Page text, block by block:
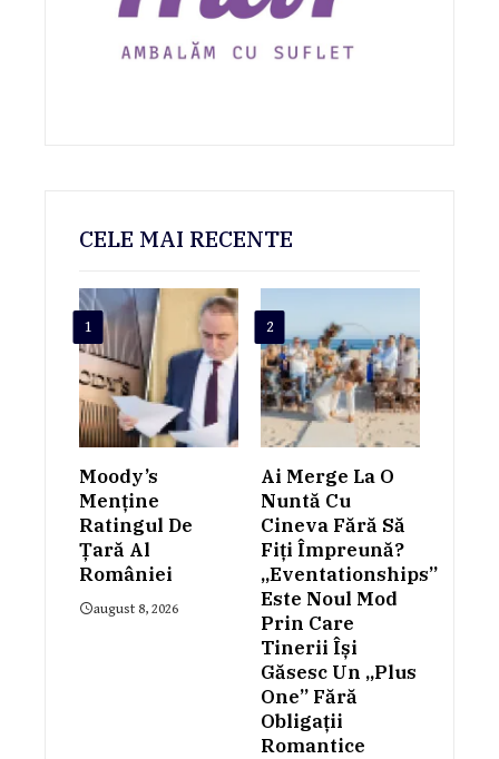
CELE MAI RECENTE
1
Moody’s
Menține
Ratingul De
Țară Al
României
august 8, 2026
2
Ai Merge La O
Nuntă Cu
Cineva Fără Să
Fiți Împreună?
„Eventationships”
Este Noul Mod
Prin Care
Tinerii Își
Găsesc Un „plus
One” Fără
Obligații
Romantice